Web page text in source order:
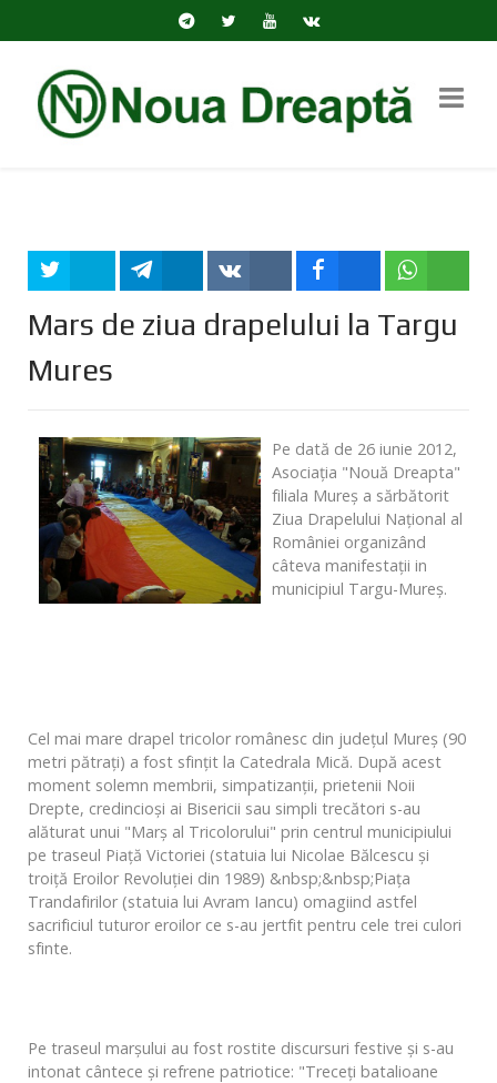
Mars de ziua drapelului la Targu
Mures
Pe dată de 26 iunie 2012,
Asociaţia "Nouă Dreapta"
filiala Mureş a sărbătorit
Ziua Drapelului Naţional al
României organizând
câteva manifestaţii in
municipiul Targu-Mureş.
Cel mai mare drapel tricolor românesc din judeţul Mureş (90
metri pătraţi) a fost sfinţit la Catedrala Mică. După acest
moment solemn membrii, simpatizanţii, prietenii Noii
Drepte, credincioşi ai Bisericii sau simpli trecători s-au
alăturat unui "Marş al Tricolorului" prin centrul municipiului
pe traseul Piaţă Victoriei (statuia lui Nicolae Bălcescu şi
troiţă Eroilor Revoluţiei din 1989) &nbsp;&nbsp;Piaţa
Trandafirilor (statuia lui Avram Iancu) omagiind astfel
sacrificiul tuturor eroilor ce s-au jertfit pentru cele trei culori
sfinte.
Pe traseul marşului au fost rostite discursuri festive şi s-au
intonat cântece şi refrene patriotice: "Treceţi batalioane